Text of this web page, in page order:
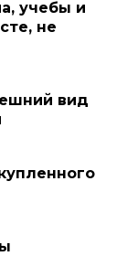
учебы и
не
вид